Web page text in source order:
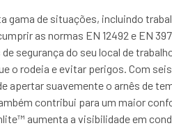
gama de situações, incluindo
as normas EN 12492 e EN
segurança do seu local de
o rodeia e evitar perigos. Com seis
apertar suavemente o arnês de
contribui para um maior
aumenta a visibilidade em